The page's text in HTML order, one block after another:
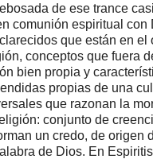
de ese trance
comunión espiritual con
que están en el
conceptos que fuera
bien propia y
propias de una
que razonan la
conjunto de
un credo, de origen
de Dios. En